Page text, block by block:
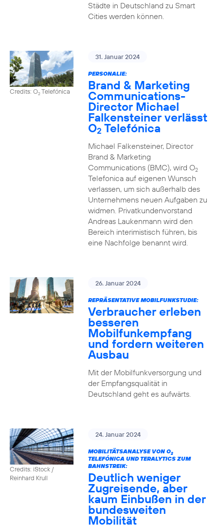
Städte in Deutschland zu Smart
Cities werden können.
Credits: O2Telefónica
31. Januar 2024
PERSONALIE:
Brand & Marketing
Communications-
Director Michael
Falkensteiner verlässt
O2 Telefónica
Michael Falkensteiner, Director
Brand & Marketing
Communications (BMC), wird O2
Telefonica auf eigenen Wunsch
verlassen, um sich außerhalb des
Unternehmens neuen Aufgaben zu
widmen. Privatkundenvorstand
Andreas Laukenmann wird den
Bereich interimistisch führen, bis
eine Nachfolge benannt wird.
26. Januar 2024
REPRÄSENTATIVE MOBILFUNKSTUDIE:
Verbraucher erleben
besseren
Mobilfunkempfang
und fordern weiteren
Ausbau
Mit der Mobilfunkversorgung und
der Empfangsqualität in
Deutschland geht es aufwärts.
Credits: iStock /
Reinhard Krull
24. Januar 2024
MOBILITÄTSANALYSE VON O2
TELEFÓNICA UND TERALYTICS ZUM
BAHNSTREIK:
Deutlich weniger
Zugreisende, aber
kaum Einbußen in der
bundesweiten
Mobilität